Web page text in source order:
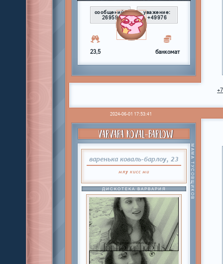
сообщений:
26959
уважение:
+49976
23,5 банкомат
+7
2024-06-01 17:53:41
VARVARA KOVAL-BARLOW
варенька коваль-барлоу, 23
мяу кисс ми МАМА ТУСОВЩИКОВ
ДИСКОТЕКА ВАРВАРИЯ